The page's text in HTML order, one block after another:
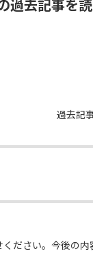
過去記事を
過去記
ださい。今後の内